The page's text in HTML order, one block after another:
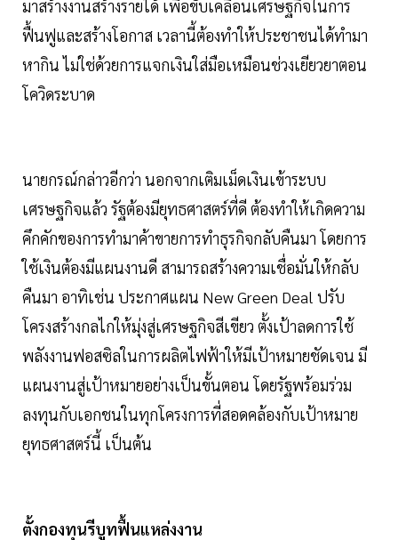
มาสร้างงานสร้างรายได้ เพื่อขับเคลื่อนเศรษฐกิจในการ
ฟื้นฟูและสร้างโอกาส เวลานี้ต้องทำให้ประชาชนได้ทำมา
หากิน ไม่ใช่ด้วยการแจกเงินใส่มือเหมือนช่วงเยียวยาตอน
โควิดระบาด
นายกรณ์กล่าวอีกว่า นอกจากเติมเม็ดเงินเข้าระบบ
เศรษฐกิจแล้ว รัฐต้องมียุทธศาสตร์ที่ดี ต้องทำให้เกิดความ
คึกคักของการทำมาค้าขายการทำธุรกิจกลับคืนมา โดยการ
ใช้เงินต้องมีแผนงานดี สามารถสร้างความเชื่อมั่นให้กลับ
คืนมา อาทิเช่น ประกาศแผน New Green Deal ปรับ
โครงสร้างกลไกให้มุ่งสู่เศรษฐกิจสีเขียว ตั้งเป้าลดการใช้
พลังงานฟอสซิลในการผลิตไฟฟ้าให้มีเป้าหมายชัดเจน มี
แผนงานสู่เป้าหมายอย่างเป็นขั้นตอน โดยรัฐพร้อมร่วม
ลงทุนกับเอกชนในทุกโครงการที่สอดคล้องกับเป้าหมาย
ยุทธศาสตร์นี้ เป็นต้น
ตั้งกองทุนรีบูทฟื้นแหล่งงาน